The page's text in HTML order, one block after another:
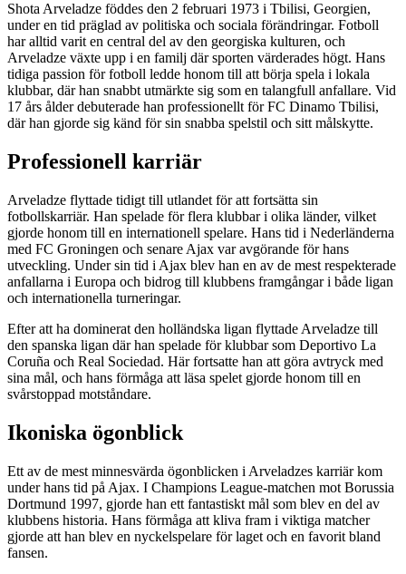
Shota Arveladze föddes den 2 februari 1973 i Tbilisi, Georgien,
under en tid präglad av politiska och sociala förändringar. Fotboll
har alltid varit en central del av den georgiska kulturen, och
Arveladze växte upp i en familj där sporten värderades högt. Hans
tidiga passion för fotboll ledde honom till att börja spela i lokala
klubbar, där han snabbt utmärkte sig som en talangfull anfallare. Vid
17 års ålder debuterade han professionellt för FC Dinamo Tbilisi,
där han gjorde sig känd för sin snabba spelstil och sitt målskytte.
Professionell karriär
Arveladze flyttade tidigt till utlandet för att fortsätta sin
fotbollskarriär. Han spelade för flera klubbar i olika länder, vilket
gjorde honom till en internationell spelare. Hans tid i Nederländerna
med FC Groningen och senare Ajax var avgörande för hans
utveckling. Under sin tid i Ajax blev han en av de mest respekterade
anfallarna i Europa och bidrog till klubbens framgångar i både ligan
och internationella turneringar.
Efter att ha dominerat den holländska ligan flyttade Arveladze till
den spanska ligan där han spelade för klubbar som Deportivo La
Coruña och Real Sociedad. Här fortsatte han att göra avtryck med
sina mål, och hans förmåga att läsa spelet gjorde honom till en
svårstoppad motståndare.
Ikoniska ögonblick
Ett av de mest minnesvärda ögonblicken i Arveladzes karriär kom
under hans tid på Ajax. I Champions League-matchen mot Borussia
Dortmund 1997, gjorde han ett fantastiskt mål som blev en del av
klubbens historia. Hans förmåga att kliva fram i viktiga matcher
gjorde att han blev en nyckelspelare för laget och en favorit bland
fansen.